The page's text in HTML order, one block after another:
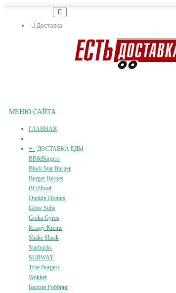
Доставка
МЕНЮ САЙТА
ГЛАВНАЯ
+- ДОСТАВКА ЕДЫ
BB&Burgers
Black Star Burger
Burger Heroes
BUZfood
Dunkin Donuts
Glow Subs
Greka Gyros
Krispy Kreme
Shake Shack
Starbucks
SUBWAY
True Burgers
Wokker
Баскин Роббинс